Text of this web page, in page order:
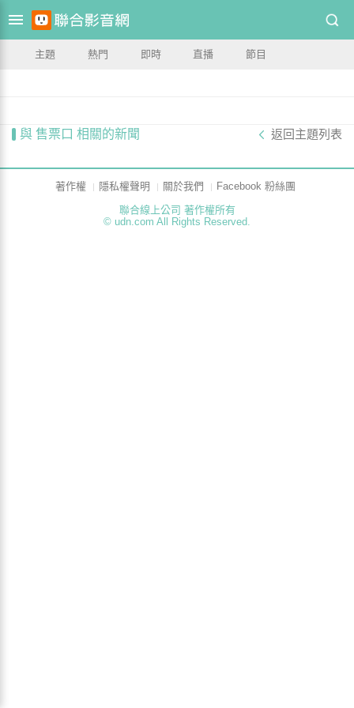
主題 熱門 即時 直播 節目
與 售票口 相關的新聞 返回主題列表
著作權 隱私權聲明 關於我們
Facebook 粉絲團
聯合線上公司 著作權所有
© udn.com All Rights Reserved.